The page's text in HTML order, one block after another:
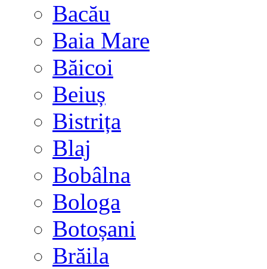
Bacău
Baia Mare
Băicoi
Beiuș
Bistrița
Blaj
Bobâlna
Bologa
Botoșani
Brăila